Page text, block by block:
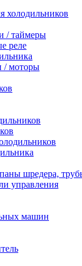
холодильников
/ таймеры
реле
/ моторы
шредера,
управления
машин